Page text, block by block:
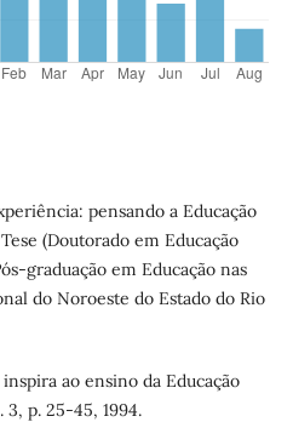
pensando a Educação
(Doutorado em Educação
graduação em Educação nas
do Noroeste do Estado do Rio
ao ensino da Educação
3, p. 25-45, 1994.